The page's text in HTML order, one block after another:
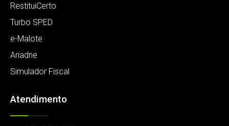
RestituiCerto
Turbo SPED
e-Malote
Ariadne
Simulador Fiscal
Atendimento